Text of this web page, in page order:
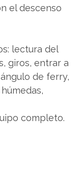
el descenso
lectura del
giros, entrar a
de ferry,
completo.